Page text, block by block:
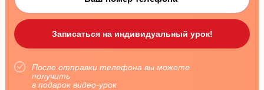
После отправки телефона вы можете
получить
в подарок видео-урок